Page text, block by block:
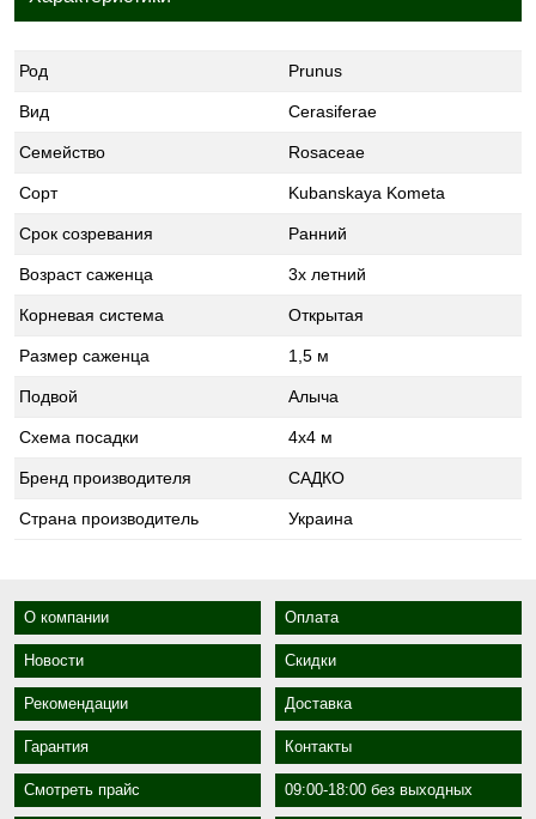
Род Prunus
Вид Cerasiferae
Семейство Rosaceae
Сорт Kubanskaya Kometa
Срок созревания Ранний
Возраст саженца 3х летний
Корневая система Открытая
Размер саженца 1,5 м
Подвой Алыча
Схема посадки 4x4 м
Бренд производителя САДКО
Страна производитель Украина
О компании Оплата
Новости Скидки
Рекомендации Доставка
Гарантия Контакты
Смотреть прайс 09:00-18:00 без выходных